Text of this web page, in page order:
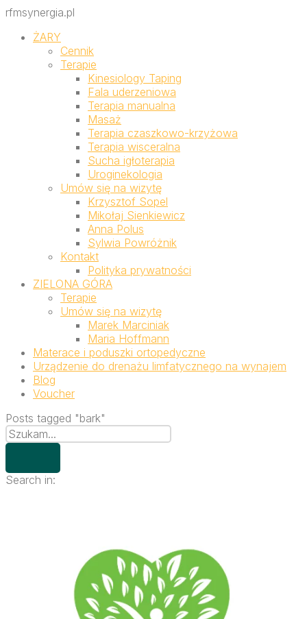
rfmsynergia.pl
ŻARY
Cennik
Terapie
Kinesiology Taping
Fala uderzeniowa
Terapia manualna
Masaż
Terapia czaszkowo-krzyżowa
Terapia wisceralna
Sucha igłoterapia
Uroginekologia
Umów się na wizytę
Krzysztof Sopel
Mikołaj Sienkiewicz
Anna Polus
Sylwia Powróżnik
Kontakt
Polityka prywatności
ZIELONA GÓRA
Terapie
Umów się na wizytę
Marek Marciniak
Maria Hoffmann
Materace i poduszki ortopedyczne
Urządzenie do drenażu limfatycznego na wynajem
Blog
Voucher
Posts tagged "bark"
Search in: